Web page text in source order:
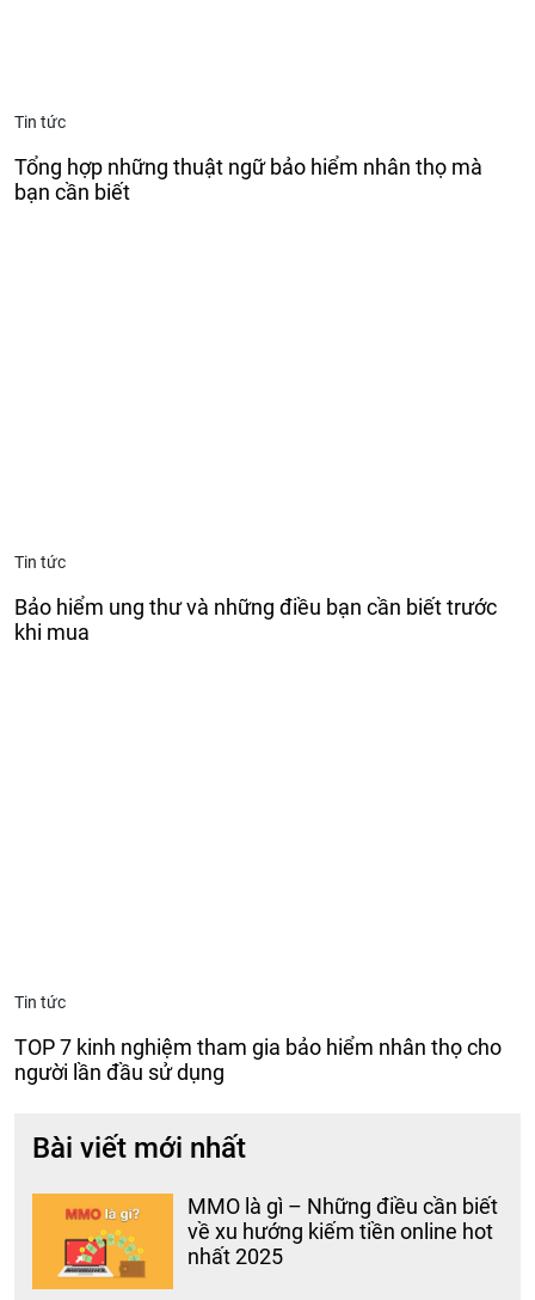
Tin tức
Tổng hợp những thuật ngữ bảo hiểm nhân thọ mà
bạn cần biết
Tin tức
Bảo hiểm ung thư và những điều bạn cần biết trước
khi mua
Tin tức
TOP 7 kinh nghiệm tham gia bảo hiểm nhân thọ cho
người lần đầu sử dụng
Bài viết mới nhất
MMO là gì – Những điều cần biết
về xu hướng kiếm tiền online hot
nhất 2025